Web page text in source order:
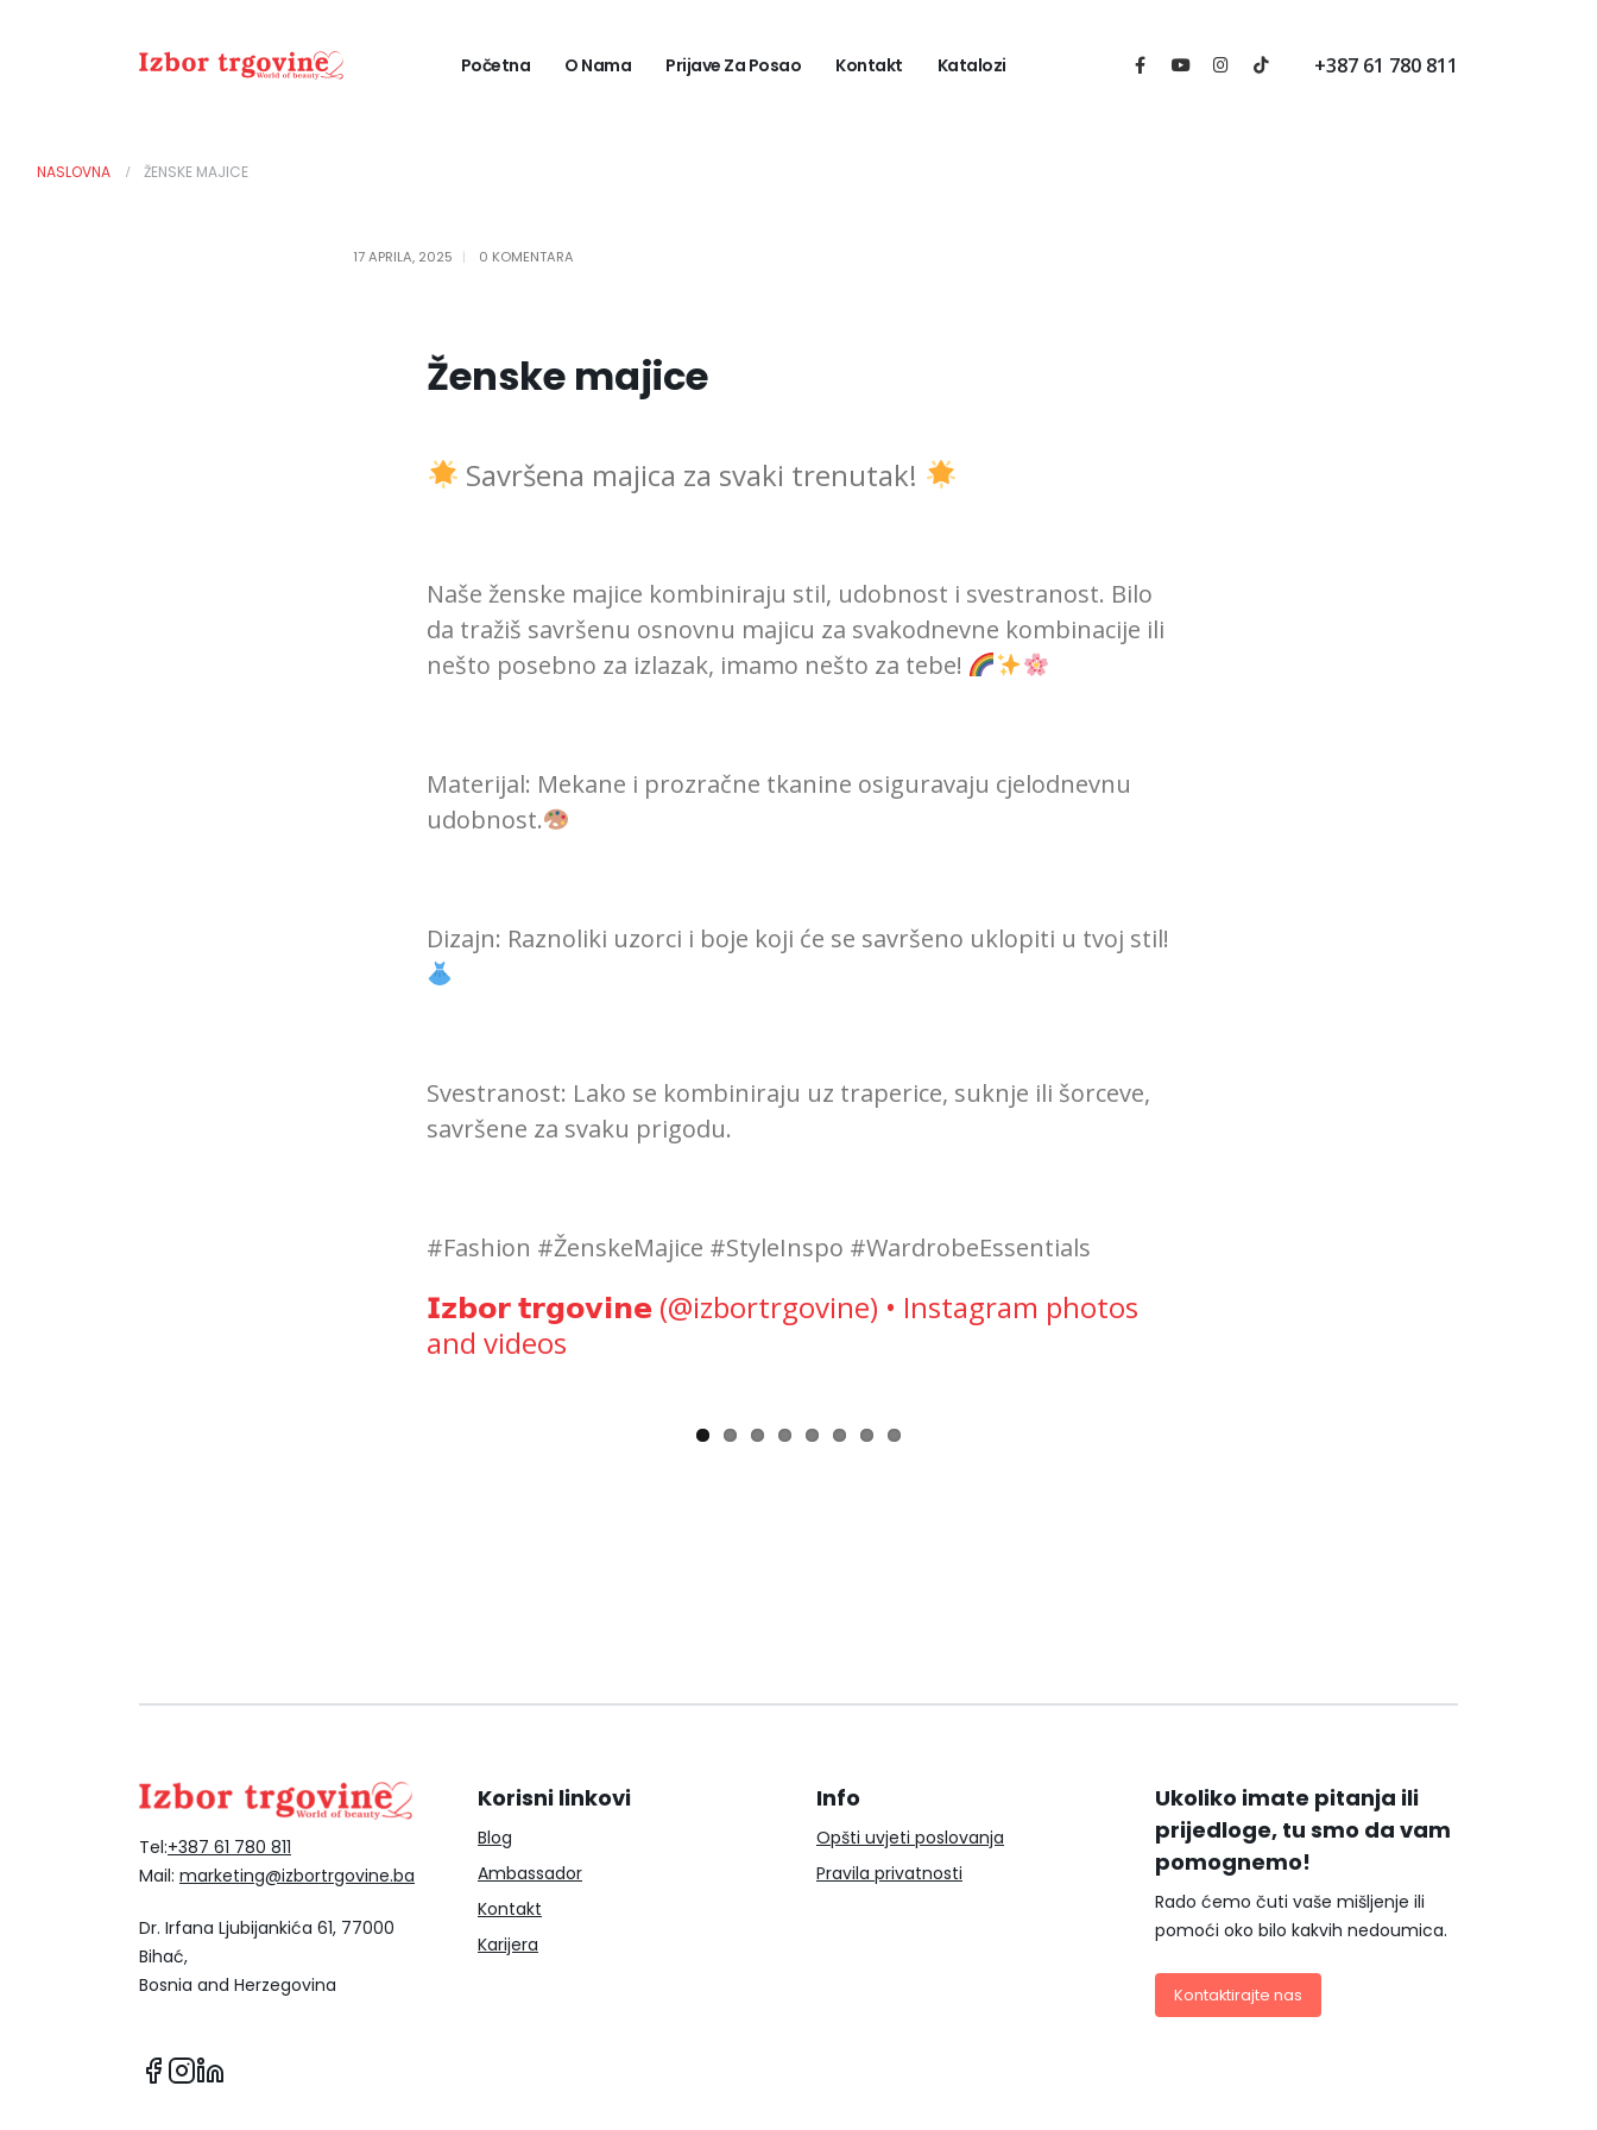
Početna O Nama Prijave Za Posao Kontakt Katalozi +387 61 780 811
NASLOVNA ŽENSKE MAJICE
17 APRILA, 2025 0 KOMENTARA
Ženske majice
Savršena majica za svaki trenutak!
Naše ženske majice kombiniraju stil, udobnost i svestranost. Bilo
da tražiš savršenu osnovnu majicu za svakodnevne kombinacije ili
nešto posebno za izlazak, imamo nešto za tebe!
Materijal: Mekane i prozračne tkanine osiguravaju cjelodnevnu
udobnost.
Dizajn: Raznoliki uzorci i boje koji će se savršeno uklopiti u tvoj stil!
Svestranost: Lako se kombiniraju uz traperice, suknje ili šorceve,
savršene za svaku prigodu.
#Fashion #ŽenskeMajice #StyleInspo #WardrobeEssentials
𝗜𝘇𝗯𝗼𝗿 𝘁𝗿𝗴𝗼𝘃𝗶𝗻𝗲 (@izbortrgovine) • Instagram photos
and videos
Tel:+387 61 780 811
Mail: marketing@izbortrgovine.ba
Dr. Irfana Ljubijankića 61, 77000
Bihać,
Bosnia and Herzegovina
Korisni linkovi
Blog
Ambassador
Kontakt
Karijera
Info
Opšti uvjeti poslovanja
Pravila privatnosti
Ukoliko imate pitanja ili
prijedloge, tu smo da vam
pomognemo!
Rado ćemo čuti vaše mišljenje ili
pomoći oko bilo kakvih nedoumica.
Kontaktirajte nas